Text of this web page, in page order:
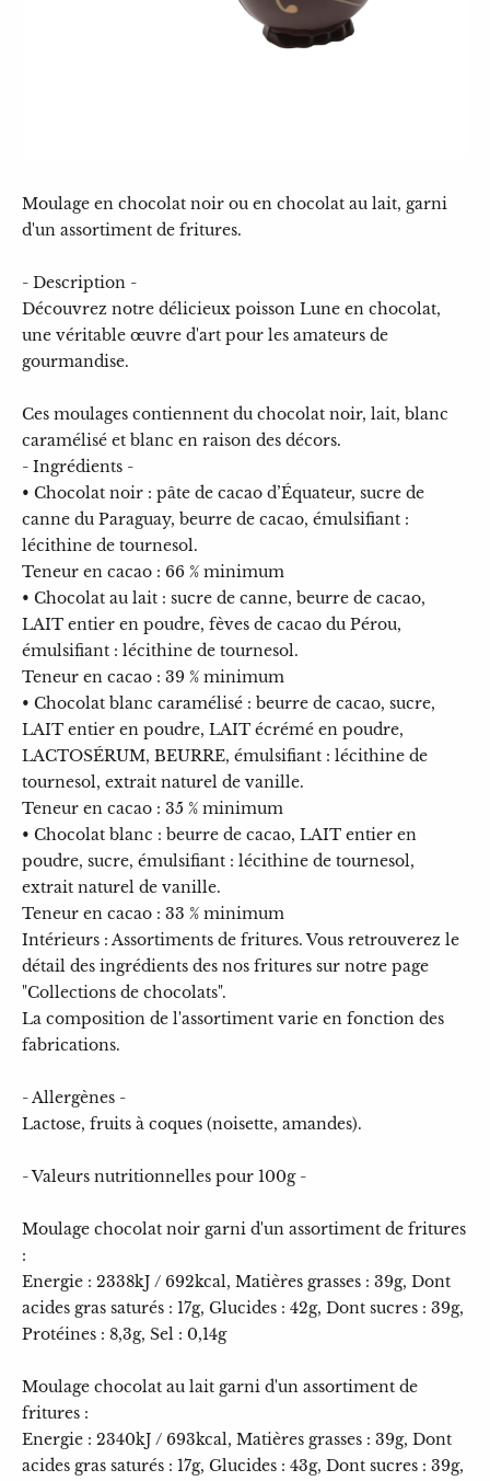
Moulage en chocolat noir ou en chocolat au lait, garni
d'un assortiment de fritures.
- Description -
Découvrez notre délicieux poisson Lune en chocolat,
une véritable œuvre d'art pour les amateurs de
gourmandise.
Ces moulages contiennent du chocolat noir, lait, blanc
caramélisé et blanc en raison des décors.
- Ingrédients -
• Chocolat noir : pâte de cacao d’Équateur, sucre de
canne du Paraguay, beurre de cacao, émulsifiant :
lécithine de tournesol.
Teneur en cacao : 66 % minimum
• Chocolat au lait : sucre de canne, beurre de cacao,
LAIT entier en poudre, fèves de cacao du Pérou,
émulsifiant : lécithine de tournesol.
Teneur en cacao : 39 % minimum
• Chocolat blanc caramélisé : beurre de cacao, sucre,
LAIT entier en poudre, LAIT écrémé en poudre,
LACTOSÉRUM, BEURRE, émulsifiant : lécithine de
tournesol, extrait naturel de vanille.
Teneur en cacao : 35 % minimum
• Chocolat blanc : beurre de cacao, LAIT entier en
poudre, sucre, émulsifiant : lécithine de tournesol,
extrait naturel de vanille.
Teneur en cacao : 33 % minimum
Intérieurs : Assortiments de fritures. Vous retrouverez le
détail des ingrédients des nos fritures sur notre page
"Collections de chocolats".
La composition de l'assortiment varie en fonction des
fabrications.
- Allergènes -
Lactose, fruits à coques (noisette, amandes).
- Valeurs nutritionnelles pour 100g -
Moulage chocolat noir garni d'un assortiment de fritures
:
Energie : 2338kJ / 692kcal, Matières grasses : 39g, Dont
acides gras saturés : 17g, Glucides : 42g, Dont sucres : 39g,
Protéines : 8,3g, Sel : 0,14g
Moulage chocolat au lait garni d'un assortiment de
fritures :
Energie : 2340kJ / 693kcal, Matières grasses : 39g, Dont
acides gras saturés : 17g, Glucides : 43g, Dont sucres : 39g,